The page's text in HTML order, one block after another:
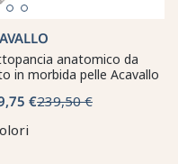
anatomico da
in morbida pelle Acavallo
€239,50 €